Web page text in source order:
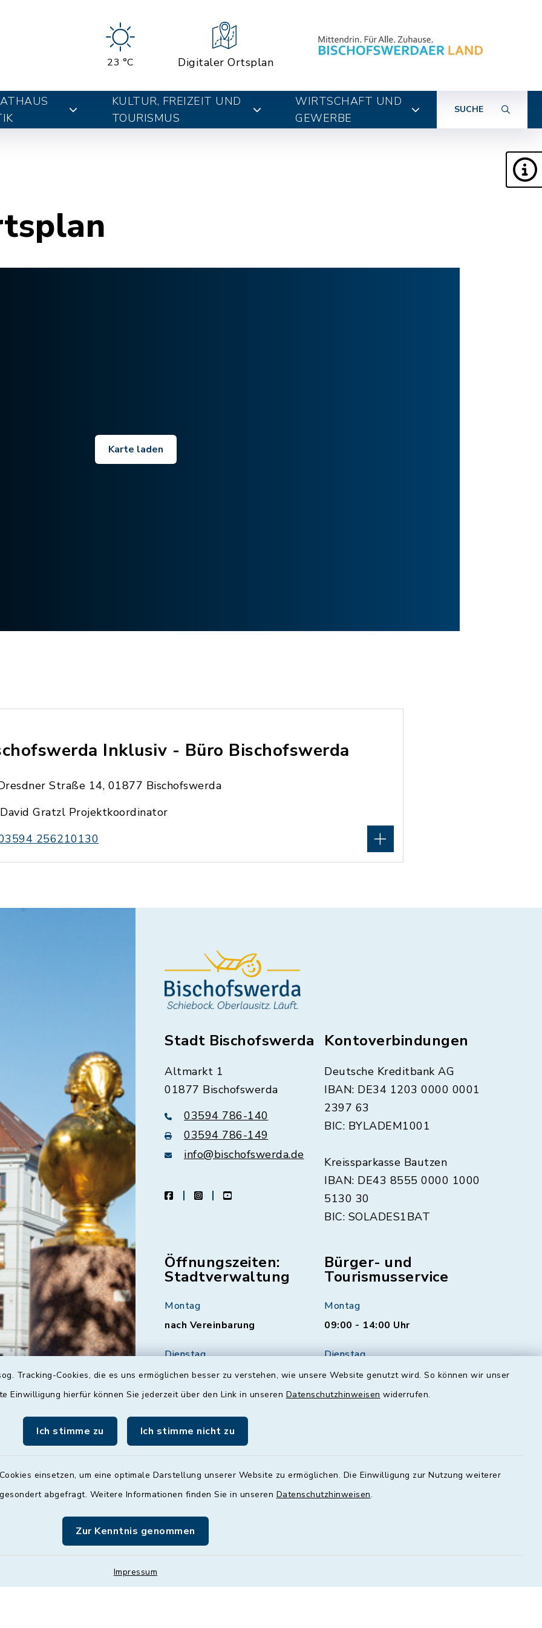
Tracking-Cookies, die es uns ermöglichen besser zu verstehen, wie unsere Website genutzt wird. So können wir unser
Einwilligung hierfür können Sie jederzeit über den Link in unseren Datenschutzhinweisen widerrufen.
Ich stimme zu Ich stimme nicht zu
einsetzen, um eine optimale Darstellung unserer Website zu ermöglichen. Die Einwilligung zur Nutzung weiterer
abgefragt. Weitere Informationen finden Sie in unseren Datenschutzhinweisen.
Zur Kenntnis genommen
Impressum
23 °C Digitaler Ortsplan
KULTUR, FREIZEIT UND
TOURISMUS
WIRTSCHAFT UND
GEWERBE
SUCHE
Karte laden
Inklusiv - Büro Bischofswerda
Straße 14, 01877 Bischofswerda
Gratzl Projektkoordinator
256210130
Stadt Bischofswerda
Altmarkt 1
01877 Bischofswerda
03594 786-140
03594 786-149
info@bischofswerda.de
facebookinstagramyoutube
Kontoverbindungen
Deutsche Kreditbank AG
IBAN: DE34 1203 0000 0001
2397 63
BIC: BYLADEM1001
Kreissparkasse Bautzen
IBAN: DE43 8555 0000 1000
5130 30
BIC: SOLADES1BAT
Öffnungszeiten:
Stadtverwaltung
Montag
nach Vereinbarung
Dienstag
09:00 - 12:00 und 13:00 - 16:00
Uhr
Mittwoch
nach Vereinbarung
Uhr
Freitag
09:00 - 12:00 Uhr
Bürger- und
Tourismusservice
Montag
09:00 - 14:00 Uhr
Dienstag
09:00 - 12:00 und 13:00 - 18:00
Uhr
Uhr